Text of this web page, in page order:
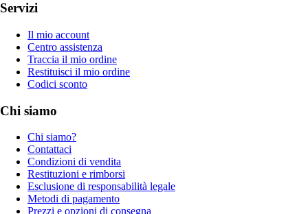
Servizi
Il mio account
Centro assistenza
Traccia il mio ordine
Restituisci il mio ordine
Codici sconto
Chi siamo
Chi siamo?
Contattaci
Condizioni di vendita
Restituzioni e rimborsi
Esclusione di responsabilità legale
Metodi di pagamento
Prezzi e opzioni di consegna